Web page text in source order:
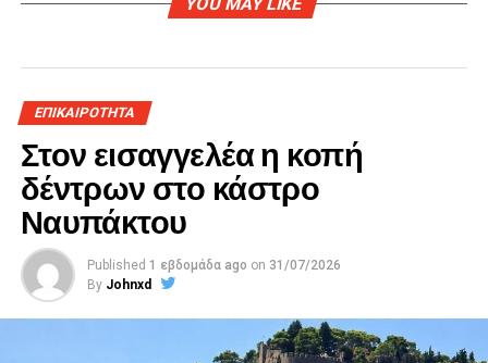
YOU MAY LIKE
ΕΠΙΚΑΙΡΟΤΗΤΑ
Στον εισαγγελέα η κοπή
δέντρων στο κάστρο
Ναυπάκτου
Published 1 εβδομάδα ago on 31/07/2026
By Johnxd